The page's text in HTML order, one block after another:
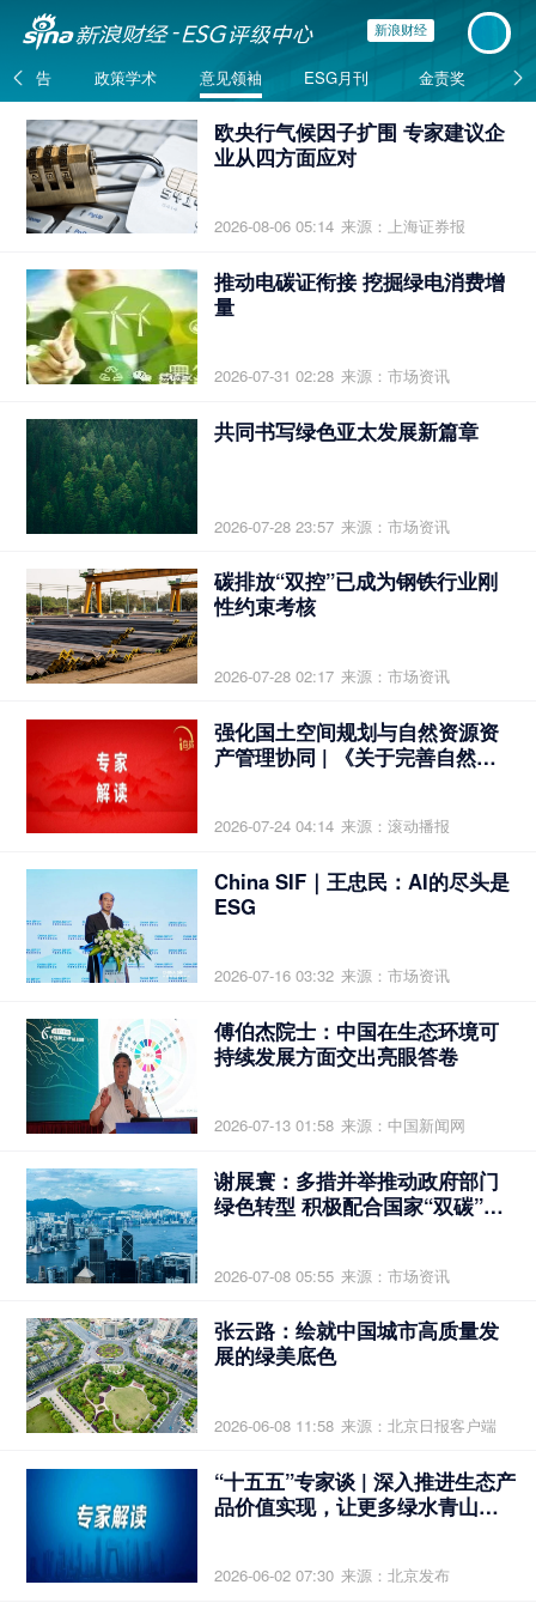
新浪财经
报告 政策学术 意见领袖 ESG月刊 金责奖
欧央行气候因子扩围 专家建议企
业从四方面应对
2026-08-06 05:14 来源：上海证券报
推动电碳证衔接 挖掘绿电消费增
量
2026-07-31 02:28 来源：市场资讯
共同书写绿色亚太发展新篇章
2026-07-28 23:57 来源：市场资讯
碳排放“双控”已成为钢铁行业刚
性约束考核
2026-07-28 02:17 来源：市场资讯
强化国土空间规划与自然资源资
产管理协同 | 《关于完善自然资
2026-07-24 04:14 来源：滚动播报
China SIF｜王忠民：AI的尽头是
ESG
2026-07-16 03:32 来源：市场资讯
傅伯杰院士：中国在生态环境可
持续发展方面交出亮眼答卷
2026-07-13 01:58 来源：中国新闻网
谢展寰：多措并举推动政府部门
绿色转型 积极配合国家“双碳”目
2026-07-08 05:55 来源：市场资讯
张云路：绘就中国城市高质量发
展的绿美底色
2026-06-08 11:58 来源：北京日报客户端
“十五五”专家谈 | 深入推进生态产
品价值实现，让更多绿水青山成
2026-06-02 07:30 来源：北京发布